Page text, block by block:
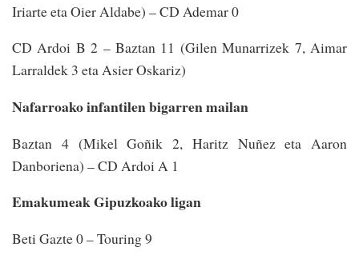
Iriarte eta Oier Aldabe) – CD Ademar 0
CD Ardoi B 2 – Baztan 11 (Gilen Munarrizek 7, Aimar
Larraldek 3 eta Asier Oskariz)
Nafarroako infantilen bigarren mailan
Baztan 4 (Mikel Goñik 2, Haritz Nuñez eta Aaron
Danboriena) – CD Ardoi A 1
Emakumeak Gipuzkoako ligan
Beti Gazte 0 – Touring 9